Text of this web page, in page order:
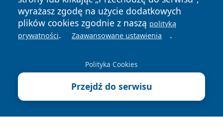
wyrażasz zgodę na użycie dodatkowych
plików cookies zgodnie z naszą polityką
prywatności. Zaawansowane ustawienia .
Polityka Cookies
Przejdź do serwisu
News Autorzy
Polityka
Prywatności
Polityka
Cookies